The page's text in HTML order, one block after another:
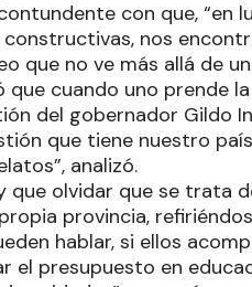
con que, “en
nos
que no ve más allá de
que cuando uno prende
del gobernador Gildo
que tiene nuestro
analizó.
que olvidar que se trata
provincia,
hablar, si ellos
el presupuesto en